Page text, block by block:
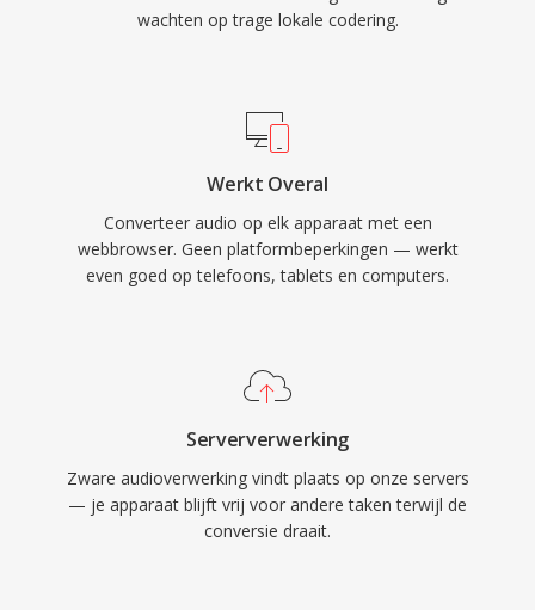
wachten op trage lokale codering.
Werkt Overal
Converteer audio op elk apparaat met een
webbrowser. Geen platformbeperkingen — werkt
even goed op telefoons, tablets en computers.
Serververwerking
Zware audioverwerking vindt plaats op onze servers
— je apparaat blijft vrij voor andere taken terwijl de
conversie draait.